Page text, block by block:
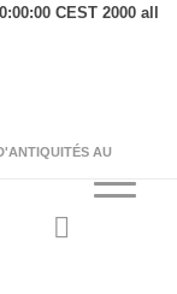
CEST 2000 all
AU